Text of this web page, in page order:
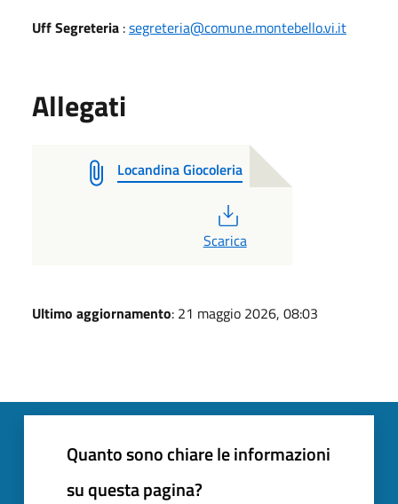
Uff Segreteria :segreteria@comune.montebello.vi.it
Allegati
Locandina Giocoleria
Scarica
Ultimo aggiornamento: 21 maggio 2026, 08:03
Quanto sono chiare le informazioni
su questa pagina?